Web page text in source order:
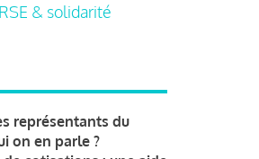
& solidarité
représentants du
on en parle ?